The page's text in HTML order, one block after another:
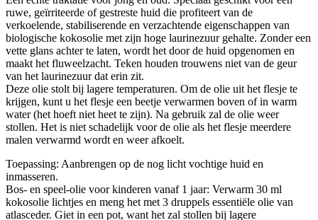
ruwe, geïrriteerde of gestreste huid die profiteert van de
verkoelende, stabiliserende en verzachtende eigenschappen van
biologische kokosolie met zijn hoge laurinezuur gehalte. Zonder een
vette glans achter te laten, wordt het door de huid opgenomen en
maakt het fluweelzacht. Teken houden trouwens niet van de geur
van het laurinezuur dat erin zit.
Deze olie stolt bij lagere temperaturen. Om de olie uit het flesje te
krijgen, kunt u het flesje een beetje verwarmen boven of in warm
water (het hoeft niet heet te zijn). Na gebruik zal de olie weer
stollen. Het is niet schadelijk voor de olie als het flesje meerdere
malen verwarmd wordt en weer afkoelt.
Toepassing: Aanbrengen op de nog licht vochtige huid en
inmasseren.
Bos- en speel-olie voor kinderen vanaf 1 jaar: Verwarm 30 ml
kokosolie lichtjes en meng het met 3 druppels essentiële olie van
atlasceder. Giet in een pot, want het zal stollen bij lagere